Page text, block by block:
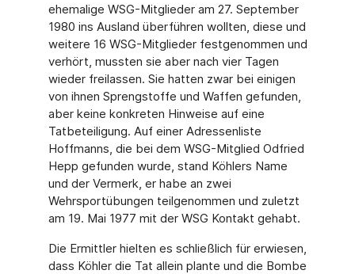
ehemalige WSG-Mitglieder am 27. September
1980 ins Ausland überführen wollten, diese und
weitere 16 WSG-Mitglieder festgenommen und
verhört, mussten sie aber nach vier Tagen
wieder freilassen. Sie hatten zwar bei einigen
von ihnen Sprengstoffe und Waffen gefunden,
aber keine konkreten Hinweise auf eine
Tatbeteiligung. Auf einer Adressenliste
Hoffmanns, die bei dem WSG-Mitglied Odfried
Hepp gefunden wurde, stand Köhlers Name
und der Vermerk, er habe an zwei
Wehrsportübungen teilgenommen und zuletzt
am 19. Mai 1977 mit der WSG Kontakt gehabt.
Die Ermittler hielten es schließlich für erwiesen,
dass Köhler die Tat allein plante und die Bombe